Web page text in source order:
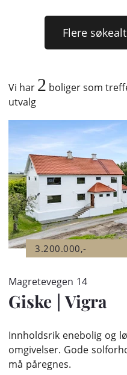
Flere
Vi har 2 boliger som
utvalg
3.200.000,-
Magretevegen 14
Giske | Vigra
Innholdsrik enebolig og
omgivelser. Gode
må påregnes.